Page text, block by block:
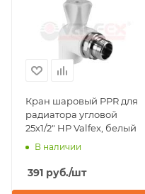
Кран шаровый PPR для
радиатора угловой
25х1/2" НР Valfex, белый
В наличии
391 руб./шт